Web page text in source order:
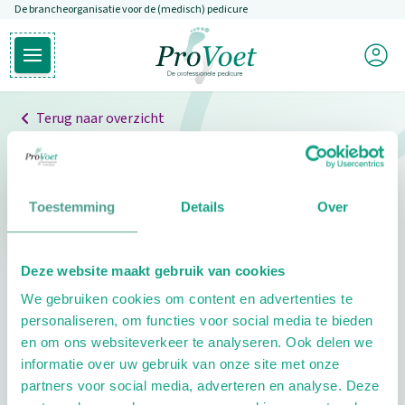
Toestemming Details Over
Deze website maakt gebruik van cookies
We gebruiken cookies om content en advertenties te
personaliseren, om functies voor social media te bieden
en om ons websiteverkeer te analyseren. Ook delen we
informatie over uw gebruik van onze site met onze
partners voor social media, adverteren en analyse. Deze
Overslaan en naar de inhoud gaan
De brancheorganisatie voor de (medisch) pedicure
Open hoofdmenu
Ga naar de homepagina
Mijn
Terug naar overzicht
Professionals
Pedicure niet gevonden
pedicure.